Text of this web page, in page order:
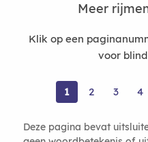
Meer
Klik op een
voor
1 2 3 4
Deze pagina bevat